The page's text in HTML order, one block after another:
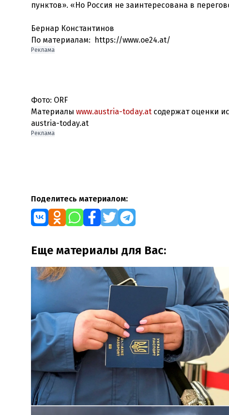
пунктов». «Но Россия не заинтересована в
Бернар Константинов
По материалам: https://www.oe24.at/
Реклама
Фото: ORF
Материалы www.austria-today.at содержат оценки
austria-today.at
Реклама
Поделитесь материалом:
Еще материалы для Вас: